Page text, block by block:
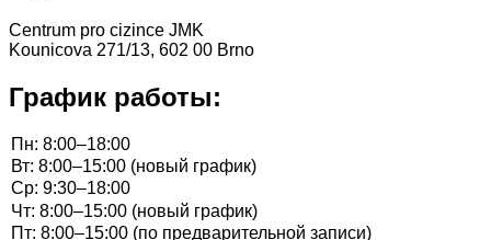
Centrum pro cizince JMK
Kounicova 271/13, 602 00 Brno
График работы: